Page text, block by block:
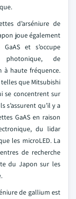
d’arséniure de
joue également
et s’occupe
de
à haute fréquence.
que Mitsubishi
se concentrent sur
s’assurent qu’il y a
GaAS en raison
du lidar
les microLED. La
de recherche
du Japon sur les
de gallium est